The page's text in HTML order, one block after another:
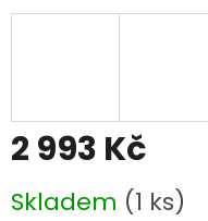
2 993 Kč
cena:
Skladem (1 ks)